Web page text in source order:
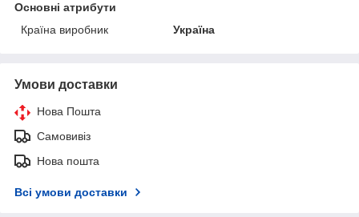
Основні атрибути
Країна виробник
Україна
Умови доставки
Нова Пошта
Самовивіз
Нова пошта
Всі умови доставки